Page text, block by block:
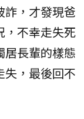
詐，才發現爸
，不幸走失死
居長輩的樣態
失，最後回不